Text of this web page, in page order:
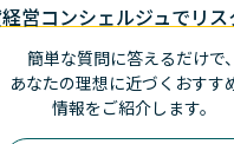
営コンシェルジュでリス
簡単な質問に答えるだけで、
あなたの理想に近づく おすす
情報をご紹介します。